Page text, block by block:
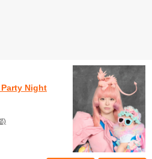
Party Night
)